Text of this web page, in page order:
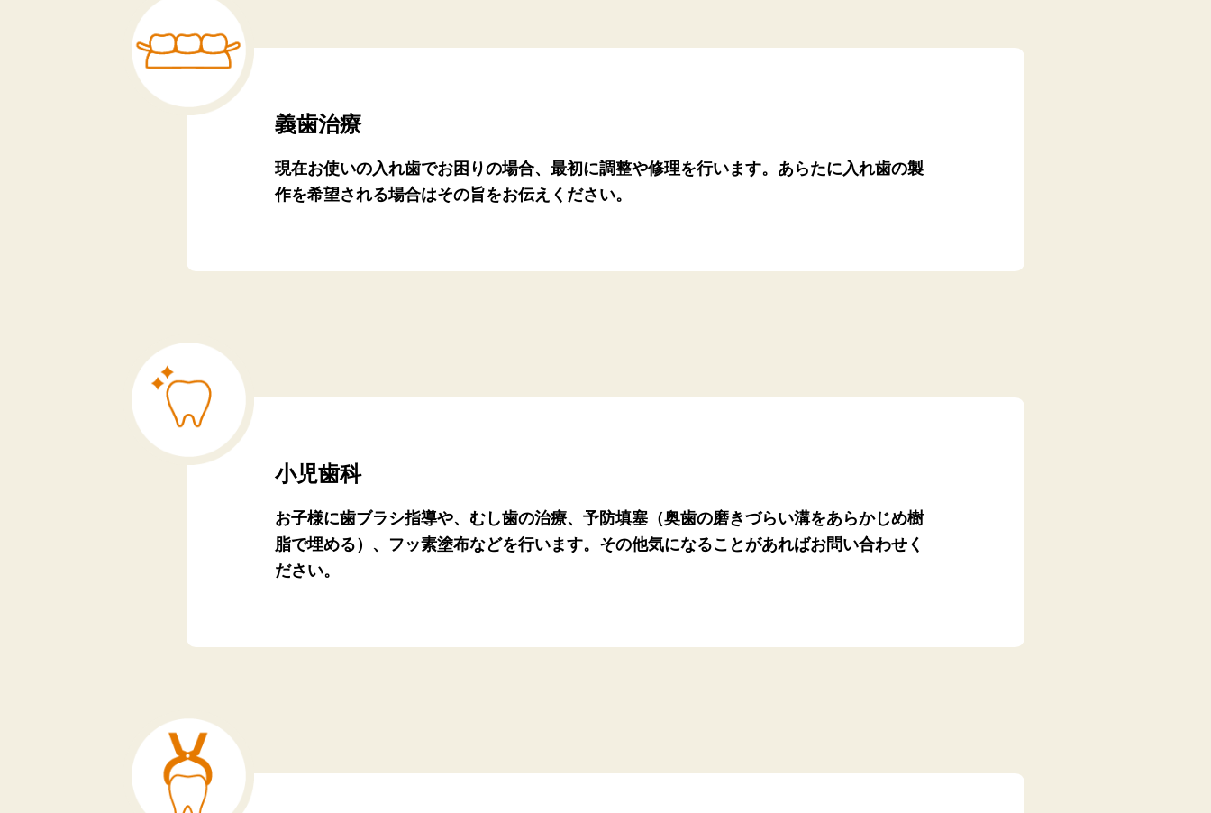
義歯治療
現在お使いの入れ歯でお困りの場合、最初に調整や修理を行います。あらたに入れ歯の製
作を希望される場合はその旨をお伝えください。
小児歯科
お子様に歯ブラシ指導や、むし歯の治療、予防填塞（奥歯の磨きづらい溝をあらかじめ樹
脂で埋める）、フッ素塗布などを行います。その他気になることがあればお問い合わせく
ださい。